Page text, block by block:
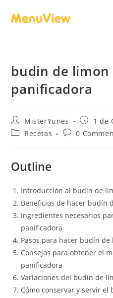
budin de limon
panificadora
MisterYunes
1 de
Recetas
0
Outline
Introducción al budín de
Beneficios de hacer budín
Ingredientes necesarios
panificadora
Pasos para hacer budín
Consejos para obtener el
panificadora
Variaciones del budín de
Cómo conservar y servir